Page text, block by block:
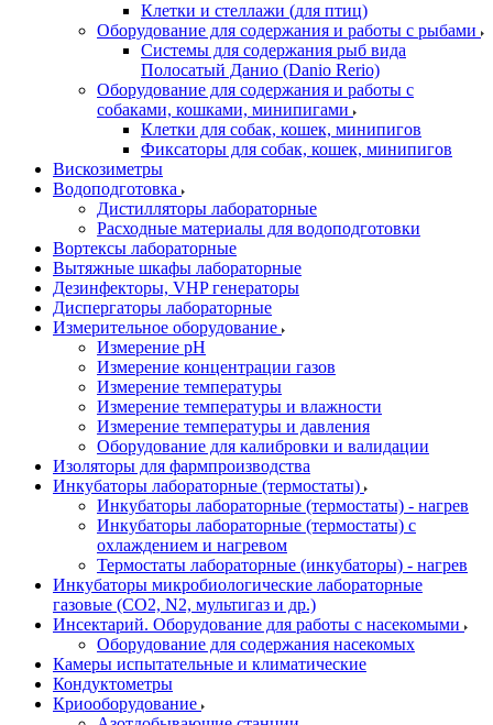
Клетки и стеллажи (для птиц)
Оборудование для содержания и работы с рыбами
Системы для содержания рыб вида
Полосатый Данио (Danio Rerio)
Оборудование для содержания и работы с
собаками, кошками, минипигами
Клетки для собак, кошек, минипигов
Фиксаторы для собак, кошек, минипигов
Вискозиметры
Водоподготовка
Дистилляторы лабораторные
Расходные материалы для водоподготовки
Вортексы лабораторные
Вытяжные шкафы лабораторные
Дезинфекторы, VHP генераторы
Диспергаторы лабораторные
Измерительное оборудование
Измерение pH
Измерение концентрации газов
Измерение температуры
Измерение температуры и влажности
Измерение температуры и давления
Оборудование для калибровки и валидации
Изоляторы для фармпроизводства
Инкубаторы лабораторные (термостаты)
Инкубаторы лабораторные (термостаты) - нагрев
Инкубаторы лабораторные (термостаты) с
охлаждением и нагревом
Термостаты лабораторные (инкубаторы) - нагрев
Инкубаторы микробиологические лабораторные
газовые (CO2, N2, мультигаз и др.)
Инсектарий. Оборудование для работы с насекомыми
Оборудование для содержания насекомых
Камеры испытательные и климатические
Кондуктометры
Криооборудование